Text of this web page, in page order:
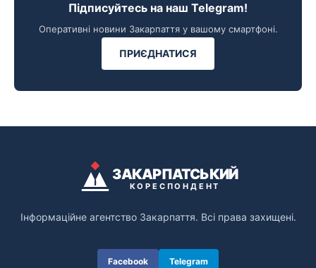
Підписуйтесь на наш Telegram!
Оперативні новини Закарпаття у вашому смартфоні.
ПРИЄДНАТИСЯ
ЗАКАРПАТСЬКИЙ
КОРЕСПОНДЕНТ
Інформаційне агентство Закарпаття. Всі права захищені.
Facebook Telegram